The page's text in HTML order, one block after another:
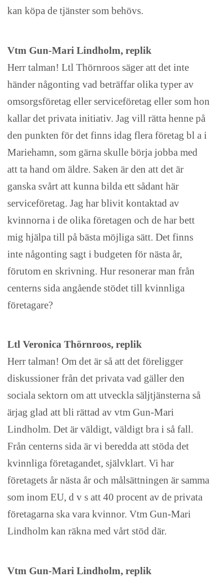
kan köpa de tjänster som behövs.
Vtm Gun-Mari Lindholm, replik
Herr talman! Ltl Thörnroos säger att det inte
händer någonting vad beträffar olika typer av
omsorgsföretag eller serviceföretag eller som hon
kallar det privata initiativ. Jag vill rätta henne på
den punkten för det finns idag flera företag bl a i
Mariehamn, som gärna skulle börja jobba med
att ta hand om äldre. Saken är den att det är
ganska svårt att kunna bilda ett sådant här
serviceföretag. Jag har blivit kontaktad av
kvinnorna i de olika företagen och de har bett
mig hjälpa till på bästa möjliga sätt. Det finns
inte någonting sagt i budgeten för nästa år,
förutom en skrivning. Hur resonerar man från
centerns sida angående stödet till kvinnliga
företagare?
Ltl Veronica Thörnroos, replik
Herr talman! Om det är så att det föreligger
diskussioner från det privata vad gäller den
sociala sektorn om att utveckla säljtjänsterna så
ärjag glad att bli rättad av vtm Gun-Mari
Lindholm. Det är väldigt, väldigt bra i så fall.
Från centerns sida är vi beredda att stöda det
kvinnliga företagandet, självklart. Vi har
företagets år nästa år och målsättningen är samma
som inom EU, d v s att 40 procent av de privata
företagarna ska vara kvinnor. Vtm Gun-Mari
Lindholm kan räkna med vårt stöd där.
Vtm Gun-Mari Lindholm, replik